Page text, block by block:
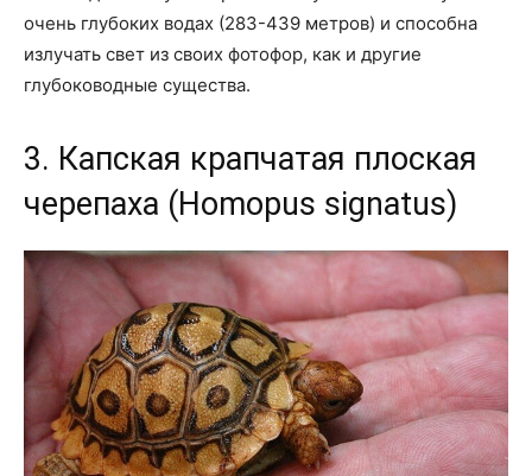
очень глубоких водах (283-439 метров) и способна
излучать свет из своих фотофор, как и другие
глубоководные существа.
3. Капская крапчатая плоская
черепаха (Homopus signatus)